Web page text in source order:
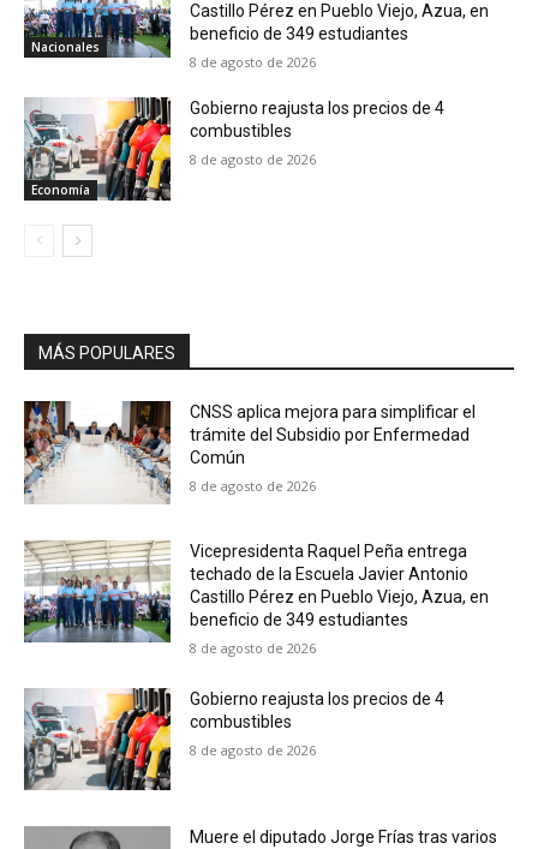
Nacionales
Castillo Pérez en Pueblo Viejo, Azua, en
beneficio de 349 estudiantes
8 de agosto de 2026
Economía
Gobierno reajusta los precios de 4
combustibles
8 de agosto de 2026
MÁS POPULARES
CNSS aplica mejora para simplificar el
trámite del Subsidio por Enfermedad
Común
8 de agosto de 2026
Vicepresidenta Raquel Peña entrega
techado de la Escuela Javier Antonio
Castillo Pérez en Pueblo Viejo, Azua, en
beneficio de 349 estudiantes
8 de agosto de 2026
Gobierno reajusta los precios de 4
combustibles
8 de agosto de 2026
Muere el diputado Jorge Frías tras varios